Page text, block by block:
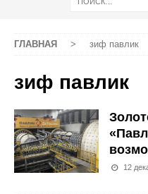
ГЛАВНАЯ > зиф павлик
зиф павлик
12